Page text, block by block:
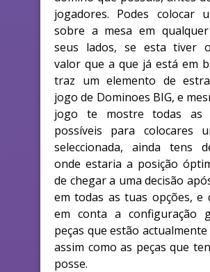
jogadores. Podes colocar
sobre a mesa em
seus lados, se esta tiver
valor que a que já está em
traz um elemento de
jogo de Dominoes BIG, e
jogo te mostre todas as
possíveis para colocares
seleccionada, ainda tens
onde estaria a posição
de chegar a uma decisão
em todas as tuas opções, e
em conta a configuração
peças que estão actualmente
assim como as peças que
posse.